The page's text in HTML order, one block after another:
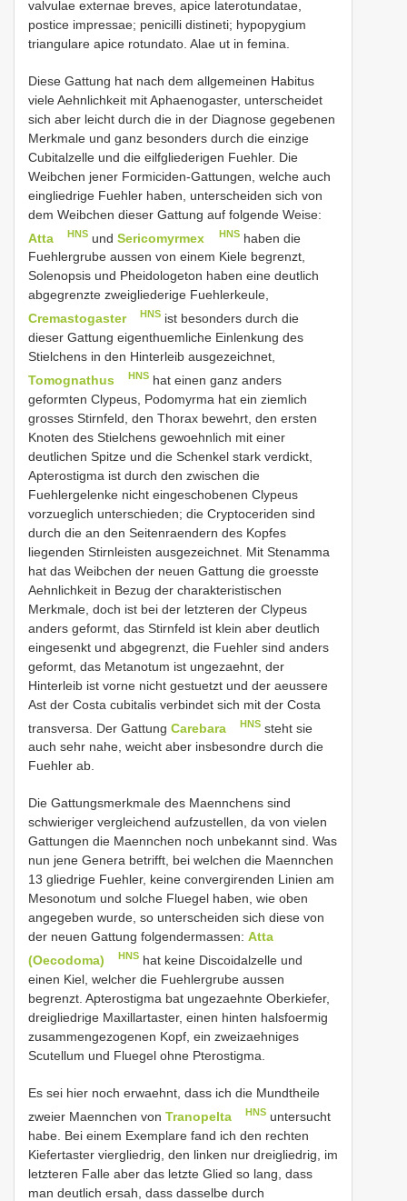
valvulae externae breves, apice laterotundatae,
postice impressae; penicilli distineti; hypopygium
triangulare apice rotundato. Alae ut in femina.
Diese Gattung hat nach dem allgemeinen Habitus
viele Aehnlichkeit mit Aphaenogaster, unterscheidet
sich aber leicht durch die in der Diagnose gegebenen
Merkmale und ganz besonders durch die einzige
Cubitalzelle und die eilfgliederigen Fuehler. Die
Weibchen jener Formiciden-Gattungen, welche auch
eingliedrige Fuehler haben, unterscheiden sich von
dem Weibchen dieser Gattung auf folgende Weise:
Atta
HNS undSericomyrmex HNShaben die
Fuehlergrube aussen von einem Kiele begrenzt,
Solenopsis und Pheidologeton haben eine deutlich
abgegrenzte zweigliederige Fuehlerkeule,
Cremastogaster
HNS ist besonders durch die
dieser Gattung eigenthuemliche Einlenkung des
Stielchens in den Hinterleib ausgezeichnet,
Tomognathus
HNS hat einen ganz anders
geformten Clypeus, Podomyrma hat ein ziemlich
grosses Stirnfeld, den Thorax bewehrt, den ersten
Knoten des Stielchens gewoehnlich mit einer
deutlichen Spitze und die Schenkel stark verdickt,
Apterostigma ist durch den zwischen die
Fuehlergelenke nicht eingeschobenen Clypeus
vorzueglich unterschieden; die Cryptoceriden sind
durch die an den Seitenraendern des Kopfes
liegenden Stirnleisten ausgezeichnet. Mit Stenamma
hat das Weibchen der neuen Gattung die groesste
Aehnlichkeit in Bezug der charakteristischen
Merkmale, doch ist bei der letzteren der Clypeus
anders geformt, das Stirnfeld ist klein aber deutlich
eingesenkt und abgegrenzt, die Fuehler sind anders
geformt, das Metanotum ist ungezaehnt, der
Hinterleib ist vorne nicht gestuetzt und der aeussere
Ast der Costa cubitalis verbindet sich mit der Costa
transversa. Der Gattung Carebara HNS steht sie
auch sehr nahe, weicht aber insbesondre durch die
Fuehler ab.
Die Gattungsmerkmale des Maennchens sind
schwieriger vergleichend aufzustellen, da von vielen
Gattungen die Maennchen noch unbekannt sind. Was
nun jene Genera betrifft, bei welchen die Maennchen
13 gliedrige Fuehler, keine convergirenden Linien am
Mesonotum und solche Fluegel haben, wie oben
angegeben wurde, so unterscheiden sich diese von
der neuen Gattung folgendermassen: Atta
(Oecodoma)
HNS hat keine Discoidalzelle und
einen Kiel, welcher die Fuehlergrube aussen
begrenzt. Apterostigma bat ungezaehnte Oberkiefer,
dreigliedrige Maxillartaster, einen hinten halsfoermig
zusammengezogenen Kopf, ein zweizaehniges
Scutellum und Fluegel ohne Pterostigma.
Es sei hier noch erwaehnt, dass ich die Mundtheile
zweier Maennchen von Tranopelta HNS untersucht
habe. Bei einem Exemplare fand ich den rechten
Kiefertaster viergliedrig, den linken nur dreigliedrig, im
letzteren Falle aber das letzte Glied so lang, dass
man deutlich ersah, dass dasselbe durch